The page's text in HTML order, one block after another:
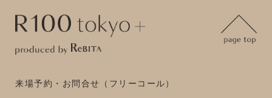
来場予約・お問合せ（フリーコール）